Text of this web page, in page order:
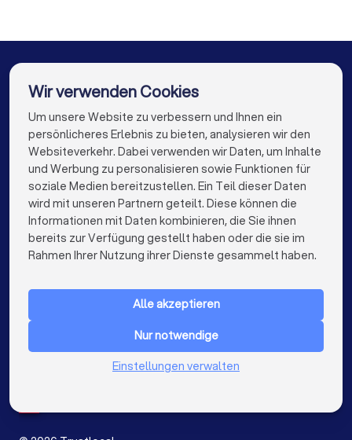
Coaches in Bochum
Coaches in Wuppertal
Coaches in Bielefeld
Coaches in Bonn
Coaches in Münster
Die besten Unternehmen für Sie
info@trustlocal.de
FÜR PRIVATPERSONEN
Niederlande
Wir verwenden Cookies
Um unsere Website zu verbessern und Ihnen ein
persönlicheres Erlebnis zu bieten, analysieren wir den
Websiteverkehr. Dabei verwenden wir Daten, um Inhalte
und Werbung zu personalisieren sowie Funktionen für
soziale Medien bereitzustellen. Ein Teil dieser Daten
wird mit unseren Partnern geteilt. Diese können die
Informationen mit Daten kombinieren, die Sie ihnen
bereits zur Verfügung gestellt haben oder die sie im
Rahmen Ihrer Nutzung ihrer Dienste gesammelt haben.
Alle akzeptieren
Nur notwendige
Einstellungen verwalten